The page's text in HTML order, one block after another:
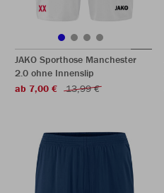
JAKO Sporthose Manchester
2.0 ohne Innenslip
ab 7,00 €
13,99 €